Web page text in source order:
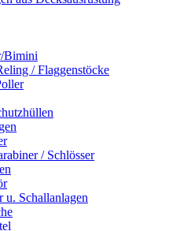
Bimini
/ Flaggenstöcke
/ Schlösser
u. Schallanlagen